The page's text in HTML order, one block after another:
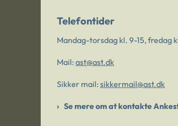
Telefontider
Mandag-torsdag kl. 9-15, fredag
Mail: ast@ast.dk
Sikker mail: sikkermail@ast.dk
Se mere om at kontakte